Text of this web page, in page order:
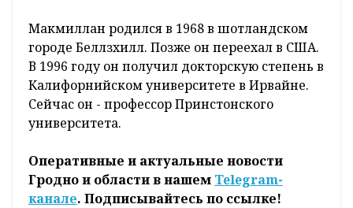
Макмиллан родился в 1968 в шотландском
городе Беллзхилл. Позже он переехал в США.
В 1996 году он получил докторскую степень в
Калифорнийском университете в Ирвайне.
Сейчас он - профессор Принстонского
университета.
Оперативные и актуальные новости
Гродно и области в нашем Telegram-
канале. Подписывайтесь по ссылке!